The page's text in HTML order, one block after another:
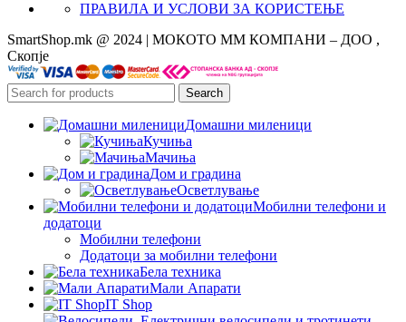
ПРАВИЛА И УСЛОВИ ЗА КОРИСТЕЊЕ
SmartShop.mk @ 2024 | МОКОТО ММ КОМПАНИ – ДОО ,
Скопје
Search
Домашни миленици
Кучиња
Мачиња
Дом и градина
Осветлување
Мобилни телефони и
додатоци
Мобилни телефони
Додатоци за мобилни телефони
Бела техника
Мали Апарати
IT Shop